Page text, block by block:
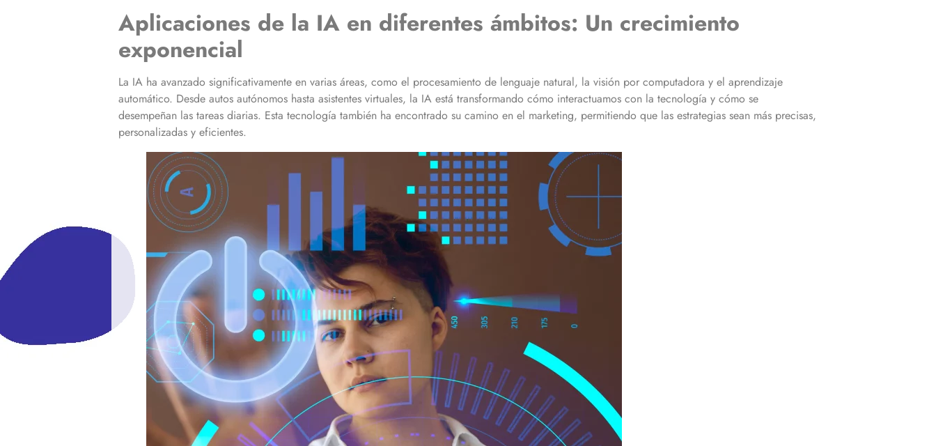
Aplicaciones de la IA en diferentes ámbitos: Un crecimiento
exponencial
La IA ha avanzado significativamente en varias áreas, como el procesamiento de lenguaje natural, la visión por computadora y el aprendizaje
automático. Desde autos autónomos hasta asistentes virtuales, la IA está transformando cómo interactuamos con la tecnología y cómo se
desempeñan las tareas diarias. Esta tecnología también ha encontrado su camino en el marketing, permitiendo que las estrategias sean más precisas,
personalizadas y eficientes.